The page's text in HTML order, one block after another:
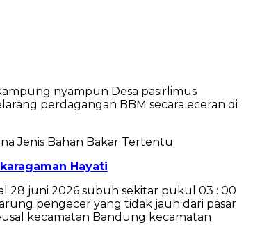
nyampun Desa pasirlimus
perdagangan BBM secara eceran di
Jenis Bahan Bakar Tertentu
Hayati
28 juni 2026 subuh sekitar pukul 03 : 00
pengecer yang tidak jauh dari pasar
kecamatan Bandung kecamatan